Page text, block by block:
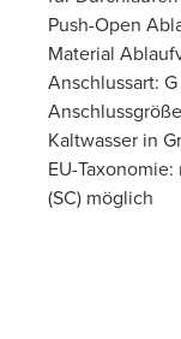
Push-Open
Material
Anschlussart:
Kaltwasser in
EU-
(SC) möglich